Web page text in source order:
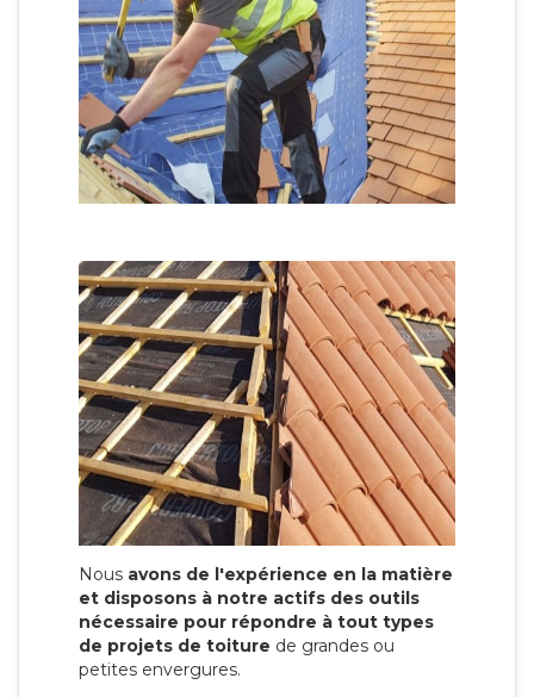
Nous avons de l'expérience en la matière
et disposons à notre actifs des outils
nécessaire pour répondre à tout types
de projets de toiture de grandes ou
petites envergures.